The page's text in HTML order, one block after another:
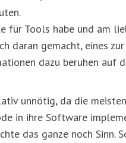
für Tools habe und am
daran gemacht, eines
dazu beruhen auf
unnötig, da die
in ihre Software
das ganze noch Sinn.